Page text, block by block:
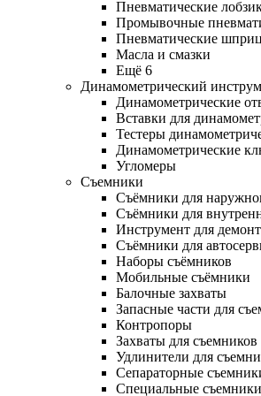
Пневматические
Промывочные
Пневматические
Масла и смазки
Ещё 6
Динамометрический
Динамометрические
Вставки для
Тестеры
Динамометрические
Угломеры
Съемники
Съёмники для
Съёмники для
Инструмент для
Съёмники для
Наборы съёмников
Мобильные съёмники
Балочные захваты
Запасные части для
Контропоры
Захваты для съемников
Удлинители для
Сепараторные
Специальные съемники